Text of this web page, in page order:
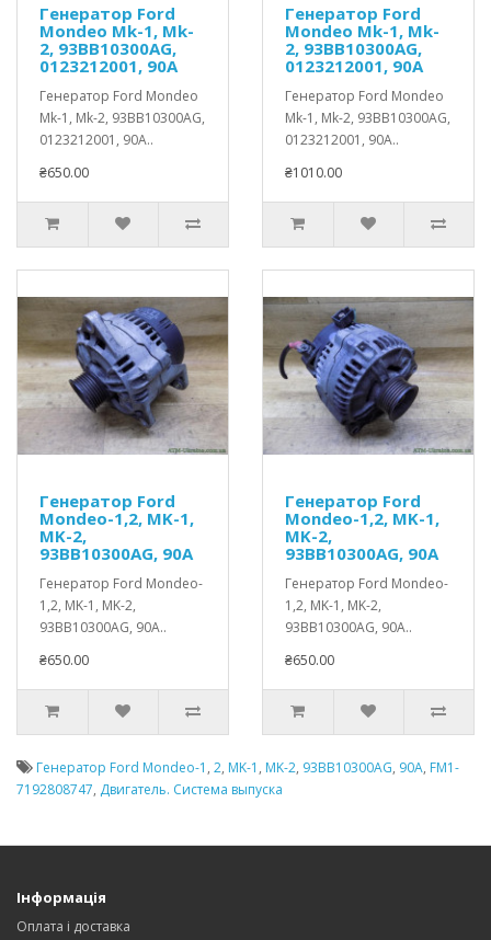
Генератор Ford
Mondeo Mk-1, Mk-
2, 93BB10300AG,
0123212001, 90A
Генератор Ford Mondeo
Mk-1, Mk-2, 93BB10300AG,
0123212001, 90A..
₴650.00
Генератор Ford
Mondeo Mk-1, Mk-
2, 93BB10300AG,
0123212001, 90A
Генератор Ford Mondeo
Mk-1, Mk-2, 93BB10300AG,
0123212001, 90A..
₴1010.00
Генератор Ford
Mondeo-1,2, MK-1,
MK-2,
93BB10300AG, 90A
Генератор Ford Mondeo-
1,2, MK-1, MK-2,
93BB10300AG, 90A..
₴650.00
Генератор Ford
Mondeo-1,2, MK-1,
MK-2,
93BB10300AG, 90A
Генератор Ford Mondeo-
1,2, MK-1, MK-2,
93BB10300AG, 90A..
₴650.00
Генератор Ford Mondeo-1 , 2, MK-1 , MK-2, 93BB10300AG, 90A, FM1-
7192808747, Двигатель. Система выпуска
Інформація
Оплата і доставка